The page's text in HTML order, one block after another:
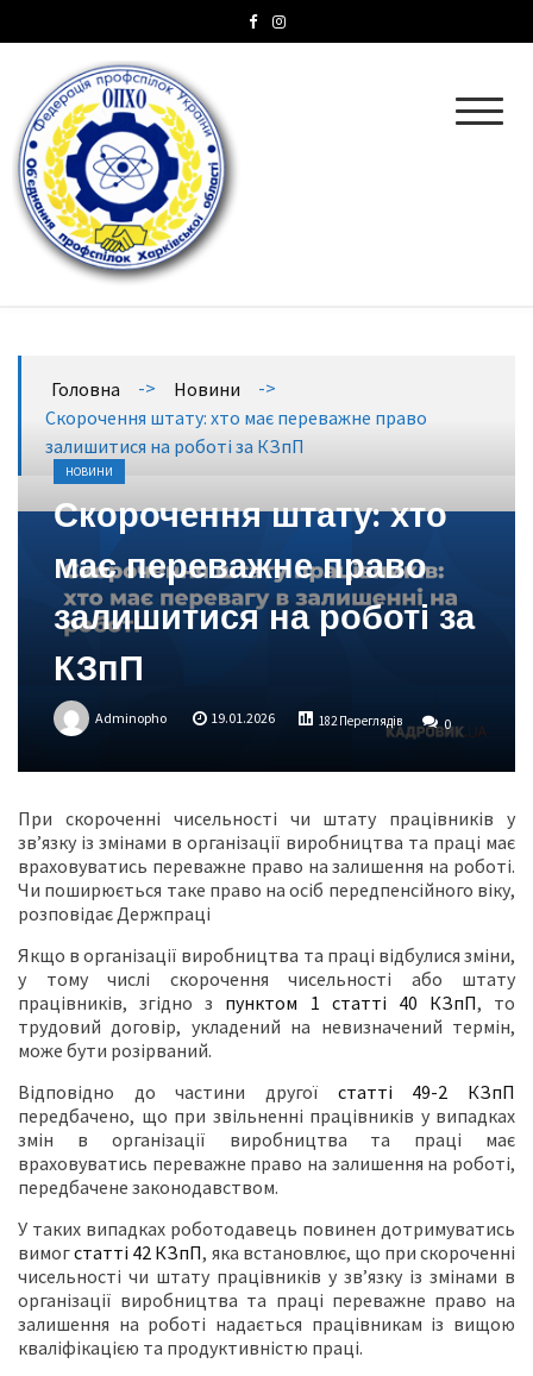
Головна -> Новини
->
Скорочення штату: хто має переважне право
залишитися на роботі за КЗпП
НОВИНИ
Скорочення штату: хто
має переважне право
залишитися на роботі за
КЗпП
Adminopho 19.01.2026 182 Переглядів 0
При скороченні чисельності чи штату працівників у
зв’язку із змінами в організації виробництва та праці має
враховуватись переважне право на залишення на роботі.
Чи поширюється таке право на осіб передпенсійного віку,
розповідає Держпраці
Якщо в організації виробництва та праці відбулися зміни,
у тому числі скорочення чисельності або штату
працівників, згідно з пунктом 1 статті 40 КЗпП, то
трудовий договір, укладений на невизначений термін,
може бути розірваний.
Відповідно до частини другої статті 49-2 КЗпП
передбачено, що при звільненні працівників у випадках
змін в організації виробництва та праці має
враховуватись переважне право на залишення на роботі,
передбачене законодавством.
У таких випадках роботодавець повинен дотримуватись
вимогстатті 42 КЗпП, яка встановлює, що при скороченні
чисельності чи штату працівників у зв’язку із змінами в
організації виробництва та праці переважне право на
залишення на роботі надається працівникам із вищою
кваліфікацією та продуктивністю праці.